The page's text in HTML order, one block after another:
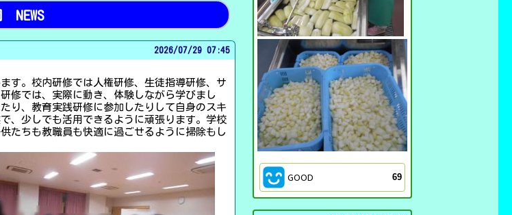
NEWS
2026/07/29 07:45
す。校内研修では人権研修、生徒指導研修、サ
修では、実際に動き、体験しながら学びまし
り、教育実践研修に参加したりして自身のスキ
、少しでも活用できるように頑張ります。学校
たちも教職員も快適に過ごせるように掃除もし
【６年生 総合的な学習】 平和学習で、戦争時の神戸について調べて自分なりにまとめたことを、他のクラスとともに互いに伝え合う授業をしていました。自分で感じたことや考えを伝えることができました。戦争について学んだことを、日々の生活と結び付けて、今の自分にできることを実践してほしいと願っています。 2026/07/16 13:15
【本格的な夏がやってきました】 先週末ぐらいから本格的な暑さがやってきました。そんな中、下校時の正門付近が少しでも涼しくなるように、管理員さんがウォータークーラーの設置と、水まきをしてくれています。熱中症の予防もしていきたいと思います。 2026/07/13 17:56
【放送朝会】 今日の放送朝会では、昨日の女子バレーボールのように、最後まであきらめない気持ちをもって欲しいという話、お世話になっている人に感謝の思いを伝えるという話と課題図書の話をしました。神戸市の中学生が小学校2年生から米作りをしていることが本になり、今年度の課題図書に選ばれています。生徒指導担当からは、祇園まつりが始まるので、再度、「子供同士で行く場合は、５時に帰ること。」「見知らぬ人について行かないこと。」「人の少ないところに行かないこと。」「お金や物のかしかりは絶対にしてはいけないこと。」を伝えました。事故やトラブルが起きないよう、子供たちへの声かけ、よろしくお願いします。 2026/ 07/13 11:56
【こうべぎおんアートフェスタ】 子供たちが、作品展を観ている様子です。同じ学年や、他学年の作品を観て、刺激を受けていたようです。「鏡に映った作品の工夫がよかった。」と、クラスのみんなに良さを発表したり、友達のかっこいい部分を見つけて記録用紙に書いたりしていました。次、自分が作品を作る時の参考になるといいですね。 2026/ 07/11 12:53
【６年生 体育】 ７月10日の水泳は、２時間続きで学年大会を行いました。梅雨も明け、セミも鳴き出す夏らしい天候でした。３分間、ひっくりかんかんをして泳いでいるので、運動量も十分だったようです。数回、勝負をしていました。とても気持ちよさそうに泳いでいた６年生でした。 2026/07/11 12:45
2026/07/09 19:52
2026/07/08 11:00
GOOD 69